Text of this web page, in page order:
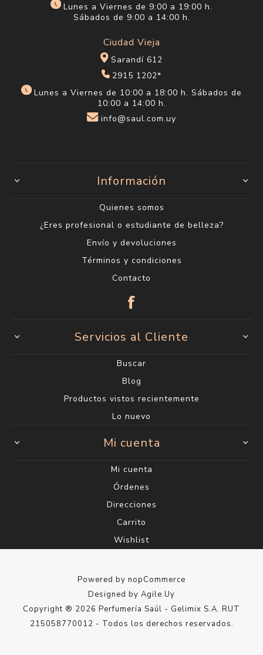
Lunes a Viernes de 9:00 a 19:00 h.
Sábados de 9:00 a 14:00 h.
Ciudad Vieja
Sarandí 612
2915 1202*
Lunes a Viernes de 10:00 a 18:00 h. Sábados de
10:00 a 14:00 h.
info@saul.com.uy
Información
Quienes somos
¿Eres profesional o estudiante de belleza?
Envío y devoluciones
Términos y condiciones
Contacto
Servicios al Cliente
Buscar
Blog
Productos vistos recientemente
Lo nuevo
Mi cuenta
Mi cuenta
Órdenes
Direcciones
Carrito
Wishlist
Powered by nopCommerce
Designed by Agile.Uy
Copyright ® 2026 Perfumería Saúl - Gelimix S.A. RUT
215058770012 - Todos los derechos reservados.